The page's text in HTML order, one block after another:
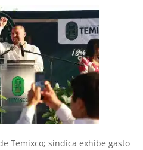
Temixco; sindica exhibe gasto